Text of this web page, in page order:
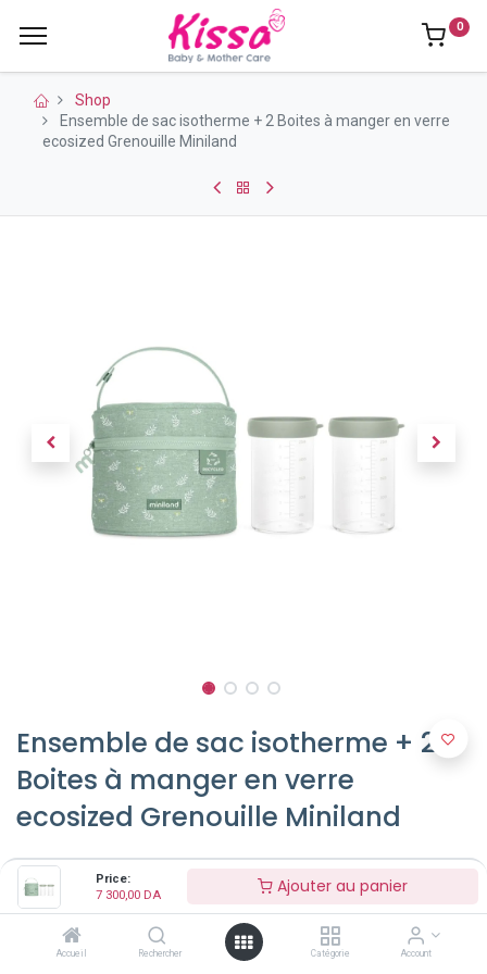
Price:
7 300,00 DA Ajouter au panier
Accueil Rechercher Catégorie Account
0
Shop
Ensemble de sac isotherme + 2 Boites à manger en verre
ecosized Grenouille Miniland
Ensemble de sac isotherme + 2
Boites à manger en verre
ecosized Grenouille Miniland
7 300,00DA